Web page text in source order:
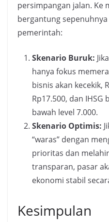
persimpangan jalan. Ke
bergantung
pemerintah:
Skenario Buruk:
hanya fokus
bisnis akan kecekik,
Rp17.500, dan
bawah level 7.000.
Skenario Optimis:
“waras” dengan
prioritas dan
transparan, pasar
ekonomi stabil
Kesimpulan